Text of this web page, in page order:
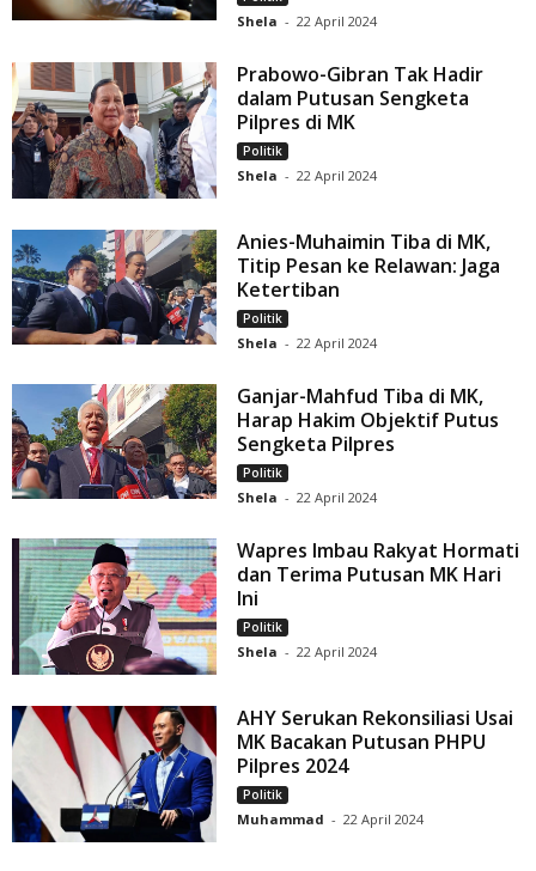
Shela - 22 April 2024
Prabowo-Gibran Tak Hadir
dalam Putusan Sengketa
Pilpres di MK
Politik
Shela - 22 April 2024
Anies-Muhaimin Tiba di MK,
Titip Pesan ke Relawan: Jaga
Ketertiban
Politik
Shela - 22 April 2024
Ganjar-Mahfud Tiba di MK,
Harap Hakim Objektif Putus
Sengketa Pilpres
Politik
Shela - 22 April 2024
Wapres Imbau Rakyat Hormati
dan Terima Putusan MK Hari
Ini
Politik
Shela - 22 April 2024
AHY Serukan Rekonsiliasi Usai
MK Bacakan Putusan PHPU
Pilpres 2024
Politik
Muhammad - 22 April 2024